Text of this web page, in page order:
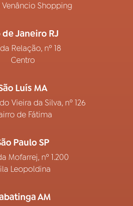
Shopping
de Janeiro RJ
Relação, nº 18
Centro
Luís MA
Vieira da Silva, nº 126
de Fátima
Paulo SP
Mofarrej, nº 1.200
Leopoldina
AM